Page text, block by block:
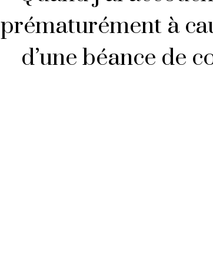
prématurément à
d’une béance de